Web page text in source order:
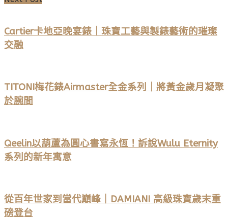
Cartier卡地亞晚宴錶｜珠寶工藝與製錶藝術的璀璨
交融
TITONI梅花錶Airmaster全金系列｜將黃金歲月凝聚
於腕間
Qeelin以葫蘆為圓心書寫永恆！訴說Wulu Eternity
系列的新年寓意
從百年世家到當代巔峰｜DAMIANI 高級珠寶歲末重
磅登台